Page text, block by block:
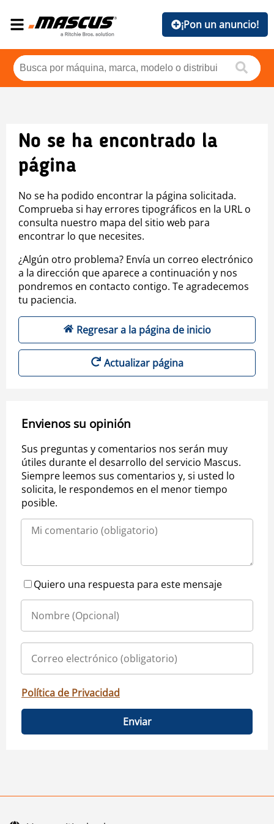
¡Pon un anuncio!
No se ha encontrado la
página
No se ha podido encontrar la página solicitada.
Comprueba si hay errores tipográficos en la URL o
consulta nuestro mapa del sitio web para
encontrar lo que necesites.
¿Algún otro problema? Envía un correo electrónico
a la dirección que aparece a continuación y nos
pondremos en contacto contigo. Te agradecemos
tu paciencia.
Regresar a la página de inicio
Actualizar página
Envienos su opinión
Sus preguntas y comentarios nos serán muy
útiles durante el desarrollo del servicio Mascus.
Siempre leemos sus comentarios y, si usted lo
solicita, le respondemos en el menor tiempo
posible.
Quiero una respuesta para este mensaje
Política de Privacidad
Enviar